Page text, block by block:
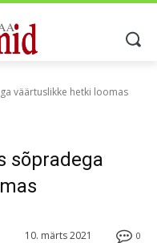
väärtuslikke hetki loomas
sõpradega
0
10. märts 2021